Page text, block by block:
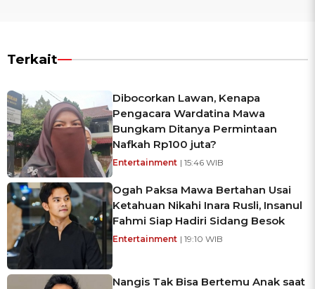
Terkait
Dibocorkan Lawan, Kenapa
Pengacara Wardatina Mawa
Bungkam Ditanya Permintaan
Nafkah Rp100 juta?
Entertainment | 15:46 WIB
Ogah Paksa Mawa Bertahan Usai
Ketahuan Nikahi Inara Rusli, Insanul
Fahmi Siap Hadiri Sidang Besok
Entertainment | 19:10 WIB
Nangis Tak Bisa Bertemu Anak saat